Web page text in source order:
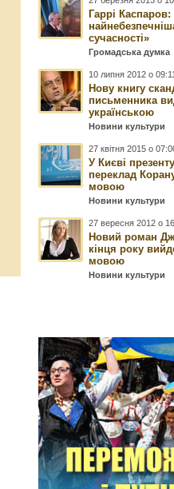
Гаррі
сучасності»
Громадська думка
10 липня 2012 о 09:11
Нову книгу
письменника
українською
Новини культури
27 квітня 2015 о
У Києві
переклад
мовою
Новини культури
27 вересня 2012 о
Новий роман
кінця року
мовою
Новини культури